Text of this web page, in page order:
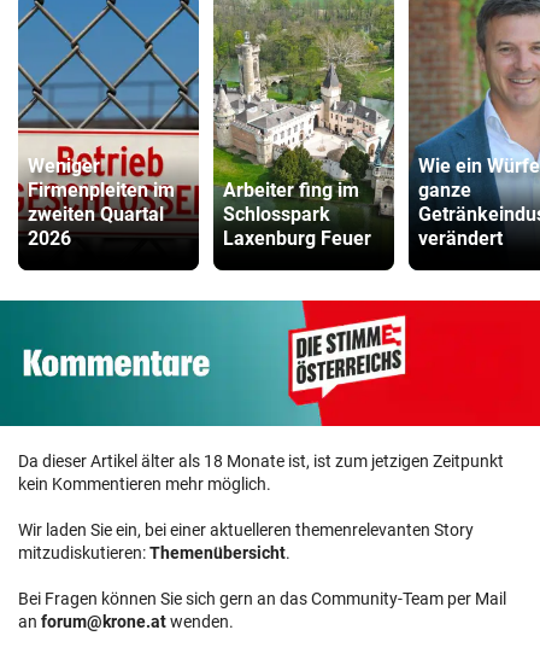
Weniger
Firmenpleiten im
zweiten Quartal
2026
Arbeiter fing im
Schlosspark
Laxenburg Feuer
Wie ein
ganze
verändert
Da dieser Artikel älter als 18 Monate ist, ist zum jetzigen Zeitpunkt
kein Kommentieren mehr möglich.
Wir laden Sie ein, bei einer aktuelleren themenrelevanten Story
mitzudiskutieren:Themenübersicht.
Bei Fragen können Sie sich gern an das Community-Team per Mail
an forum@krone.atwenden.